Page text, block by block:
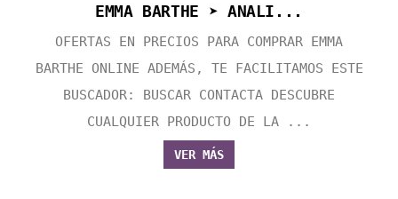
EMMA BARTHE ➤ ANALI...
OFERTAS EN PRECIOS PARA COMPRAR EMMA
BARTHE ONLINE ADEMÁS, TE FACILITAMOS ESTE
BUSCADOR: BUSCAR CONTACTA DESCUBRE
CUALQUIER PRODUCTO DE LA ...
VER MÁS